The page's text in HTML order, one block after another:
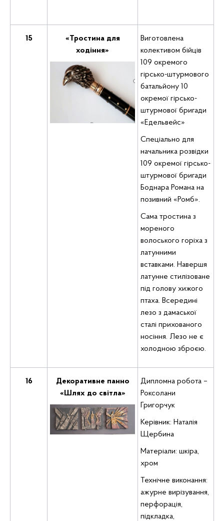
15
«Тростина для
ходіння»
Виготовлена
колективом бійців
109 окремого
гірсько-штурмового
батальйону 10
окремої гірсько-
штурмової бригади
«Едельвейс»
Спеціально для
начальника розвідки
109 окремої гірсько-
штурмової бригади
Боднара Романа на
позивний «Ромб».
Сама тростина з
мореного
волоського горіха з
латунними
вставками. Навершя
латунне стилізоване
під голову хижого
птаха. Всередині
лезо з дамаської
сталі прихованого
носіння. Лезо не є
холодною зброєю.
16
Декоративне панно
«Шлях до світла»
Дипломна робота –
Роксолани
Григорчук
Керівник: Наталія
Щербина
Матеріали: шкіра,
хром
Технічне виконання:
ажурне вирізування,
перфорація,
підкладка,